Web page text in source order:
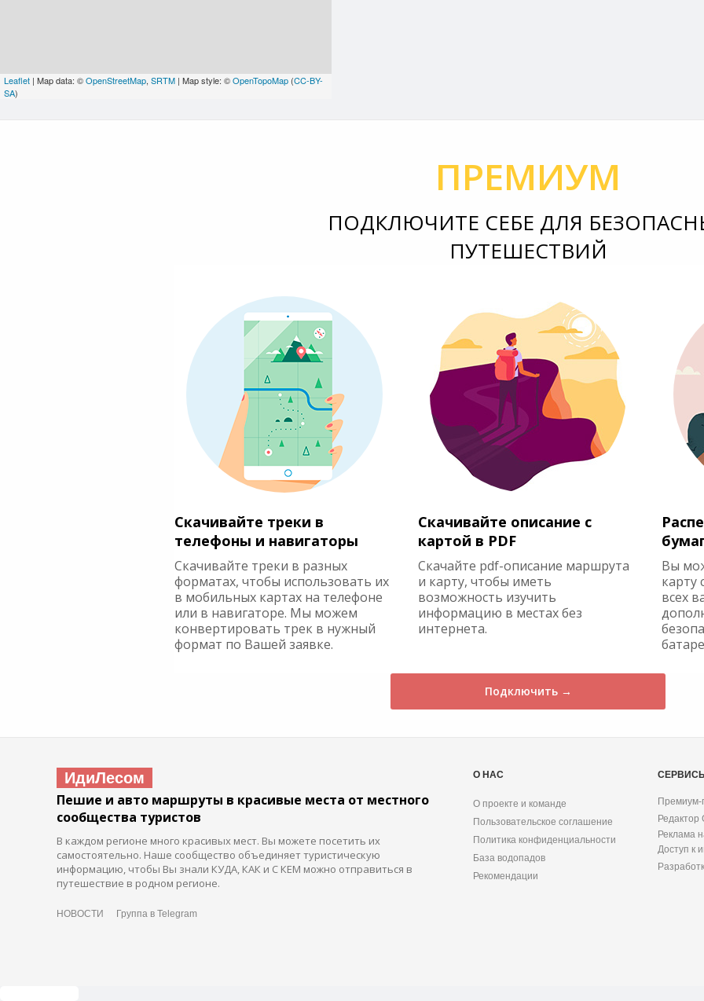
Leaflet | Map data: ©OpenStreetMap, SRTM | Map style: ©OpenTopoMap (CC-BY-
SA)
ПРЕМИУМ
ПОДКЛЮЧИТЕ СЕБЕ ДЛЯ
ПУТЕШЕСТВИЙ
Скачивайте треки в
телефоны и навигаторы
Скачивайте треки в разных
форматах, чтобы использовать их
в мобильных картах на телефоне
или в навигаторе. Мы можем
конвертировать трек в нужный
формат по Вашей заявке.
Скачивайте описание с
картой в PDF
Скачайте pdf-описание маршрута
и карту, чтобы иметь
возможность изучить
информацию в местах без
интернета.
Вы
карту
всех
Подключить →
ИдиЛесом
Пешие и авто маршруты в красивые места от местного
сообщества туристов
В каждом регионе много красивых мест. Вы можете посетить их
самостоятельно. Наше сообщество объединяет туристическую
информацию, чтобы Вы знали КУДА, КАК и С КЕМ можно отправиться в
путешествие в родном регионе.
НОВОСТИ Группа в Telegram
О НАС
О проекте и команде
Пользовательское соглашение
Политика конфиденциальности
База водопадов
Рекомендации
Премиум-
Редактор
Реклама
Доступ к